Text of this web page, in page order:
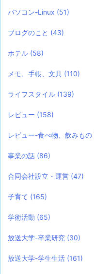
パソコン-Linux (51)
ブログのこと (43)
ホテル (58)
メモ、手帳、文具 (110)
ライフスタイル (139)
レビュー (158)
レビュー-食べ物、飲みもの
事業の話 (86)
合同会社設立・運営 (47)
子育て (165)
学術活動 (65)
放送大学-卒業研究 (30)
放送大学-学生生活 (161)